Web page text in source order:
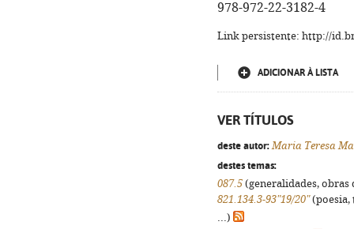
978-972-22-3182-4
Link persistente: http://
ADICIONAR À LISTA
VER TÍTULOS
deste autor: Maria Teresa
destes temas:
087.5 (generalidades,
821.134.3-93"19/20"(poesia,
...)